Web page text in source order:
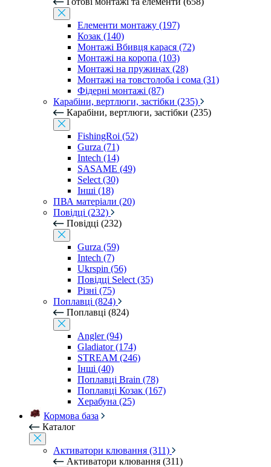
Елементи монтажу (197)
Козак (140)
Монтажі Вбивця карася (72)
Монтажі на коропа (103)
Монтажі на пружинах (28)
Монтажі на товстолоба і сома (31)
Фідерні монтажі (87)
Карабіни, вертлюги, застібки (235)
Карабіни, вертлюги, застібки (235)
FishingRoi (52)
Gurza (71)
Intech (14)
SASAME (49)
Select (30)
Інші (18)
ПВА матеріали (20)
Повідці (232)
Повідці (232)
Gurza (59)
Intech (7)
Ukrspin (56)
Повідці Select (35)
Різні (75)
Поплавці (824)
Поплавці (824)
Angler (94)
Gladiator (174)
STREAM (246)
Інші (40)
Поплавці Brain (78)
Поплавці Козак (167)
Херабуна (25)
Кормова база
Каталог
Активатори клювання (311)
Активатори клювання (311)